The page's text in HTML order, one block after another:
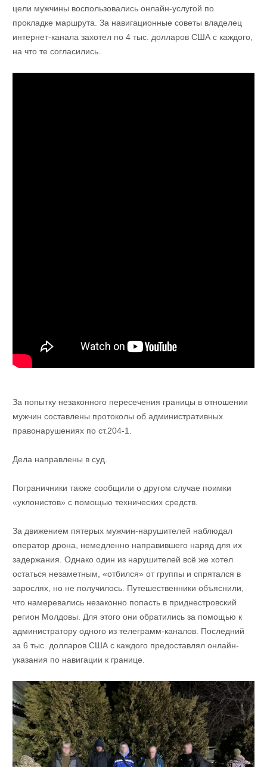
цели мужчины воспользовались онлайн-услугой по
прокладке маршрута. За навигационные советы владелец
интернет-канала захотел по 4 тыс. долларов США с каждого,
на что те согласились.
За попытку незаконного пересечения границы в отношении
мужчин составлены протоколы об административных
правонарушениях по ст.204-1.
Дела направлены в суд.
Пограничники также сообщили о другом случае поимки
«уклонистов» с помощью технических средств.
За движением пятерых мужчин-нарушителей наблюдал
оператор дрона, немедленно направившего наряд для их
задержания. Однако один из нарушителей всё же хотел
остаться незаметным, «отбился» от группы и спрятался в
зарослях, но не получилось. Путешественники объяснили,
что намеревались незаконно попасть в приднестровский
регион Молдовы. Для этого они обратились за помощью к
администратору одного из телеграмм-каналов. Последний
за 6 тыс. долларов США с каждого предоставлял онлайн-
указания по навигации к границе.